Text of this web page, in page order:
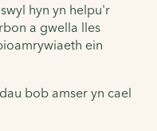
hyn yn helpu'r
a gwella lles
ein
bob amser yn cael